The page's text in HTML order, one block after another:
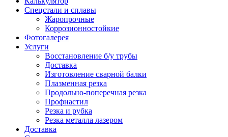
Спецстали и сплавы
Жаропрочные
Коррозионностойкие
Фотогалерея
Услуги
Восстановление б/у трубы
Доставка
Изготовление сварной балки
Плазменная резка
Продольно-поперечная резка
Профнастил
Резка и рубка
Резка металла лазером
Доставка